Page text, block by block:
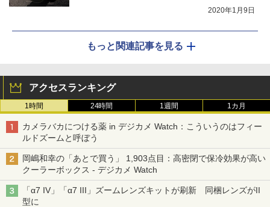
2020年1月9日
もっと関連記事を見る
アクセスランキング
1時間 24時間 1週間 1カ月
カメラバカにつける薬 in デジカメ Watch：こういうのはフィー
ルドズームと呼ぼう
岡嶋和幸の「あとで買う」 1,903点目：高密閉で保冷効果が高い
クーラーボックス - デジカメ Watch
「α7 IV」「α7 III」ズームレンズキットが刷新 同梱レンズがII
型に